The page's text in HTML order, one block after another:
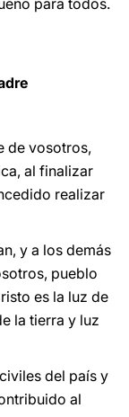
para todos.
de vosotros,
al finalizar
realizar
y a los demás
pueblo
es la luz de
la tierra y luz
del país y
al